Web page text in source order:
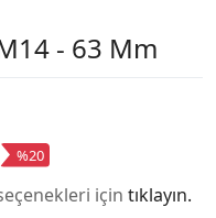
- 63 Mm
%20
için tıklayın.